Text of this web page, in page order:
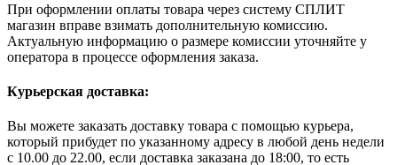
При оформлении оплаты товара через систему СПЛИТ
магазин вправе взимать дополнительную комиссию.
Актуальную информацию о размере комиссии уточняйте у
оператора в процессе оформления заказа.
Курьерская доставка:
Вы можете заказать доставку товара с помощью курьера,
который прибудет по указанному адресу в любой день недели
с 10.00 до 22.00, если доставка заказана до 18:00, то есть